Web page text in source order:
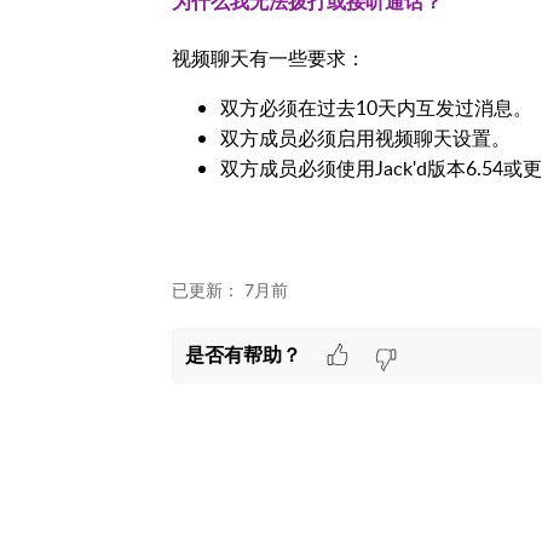
视频聊天有一些要求：
双方必须在过去10天内互发过消息。
双方成员必须启用视频聊天设置。
双方成员必须使用Jack'd版本6.54或更
已更新： 7月前
是否有帮助？